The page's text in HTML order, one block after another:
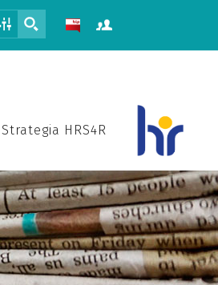
Strategia HRS4R